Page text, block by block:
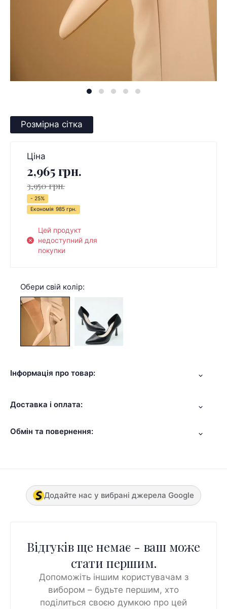
Розмірна сітка
Ціна
2,965 грн.
3,950 грн.
- 25%
Економія 985 грн.
Цей продукт
недоступний для
покупки
Обери свій колір:
Інформація про товар:
Доставка і оплата:
Обмін та повернення:
Додайте нас у вибрані джерела Google
Відгуків ще немає - ваш може
стати першим.
Допоможіть іншим користувачам з
вибором – будьте першим, хто
поділиться своєю думкою про цей